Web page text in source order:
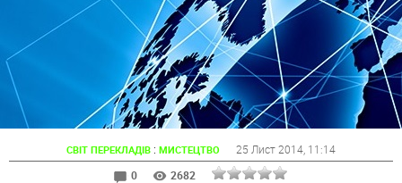
СВІТ ПЕРЕКЛАДІВ : МИСТЕЦТВО 25 Лист 2014 , 11:14
0
2682